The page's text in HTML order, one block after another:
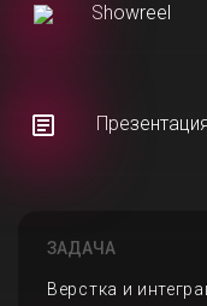
Showreel
Презентация
ЗАДАЧА
Верстка и